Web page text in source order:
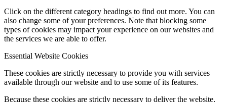
Click on the different category headings to find out more. You can
also change some of your preferences. Note that blocking some
types of cookies may impact your experience on our websites and
the services we are able to offer.
Essential Website Cookies
These cookies are strictly necessary to provide you with services
available through our website and to use some of its features.
Because these cookies are strictly necessary to deliver the website,